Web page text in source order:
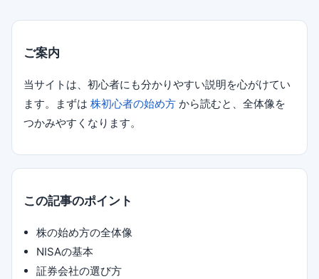
ご案内
当サイトは、初心者にも分かりやすい説明を心がけてい
ます。まずは 株初心者の始め方 から読むと、全体像を
つかみやすくなります。
この記事のポイント
株の始め方の全体像
NISAの基本
証券会社の選び方